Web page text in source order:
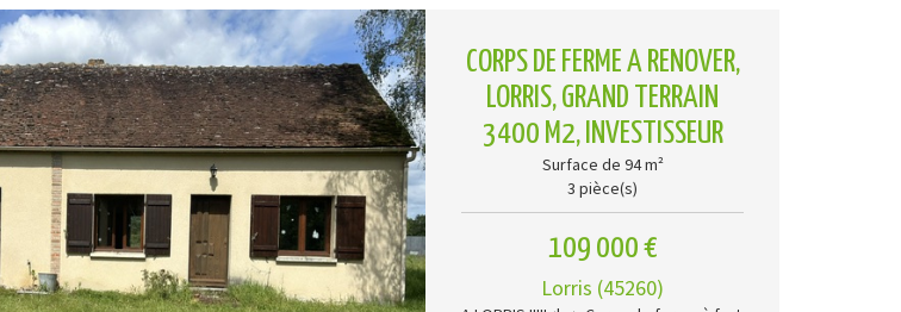
CORPS DE FERME A RENOVER,
LORRIS, GRAND TERRAIN
3400 M2, INVESTISSEUR
Surface de 94 m²
3 pièce(s)
109 000 €
Lorris (45260)